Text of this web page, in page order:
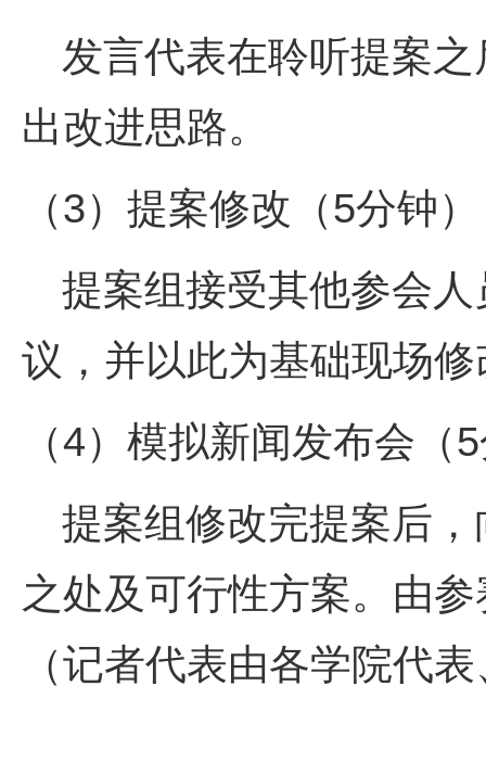
发言代表在聆听提案
出改进思路。
（3）提案修改（5分钟）
提案组接受其他参会
议，并以此为基础现场
（4）模拟新闻发布会（5
提案组修改完提案后
之处及可行性方案。由
（记者代表由各学院代